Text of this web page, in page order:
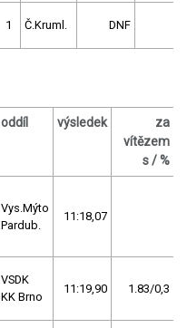
1 Č.Kruml. DNF
oddíl výsledek
za
vítězem
s / %
Vys.Mýto
Pardub.
11:18,07
VSDK
KK Brno
11:19,90 1.83/0,3